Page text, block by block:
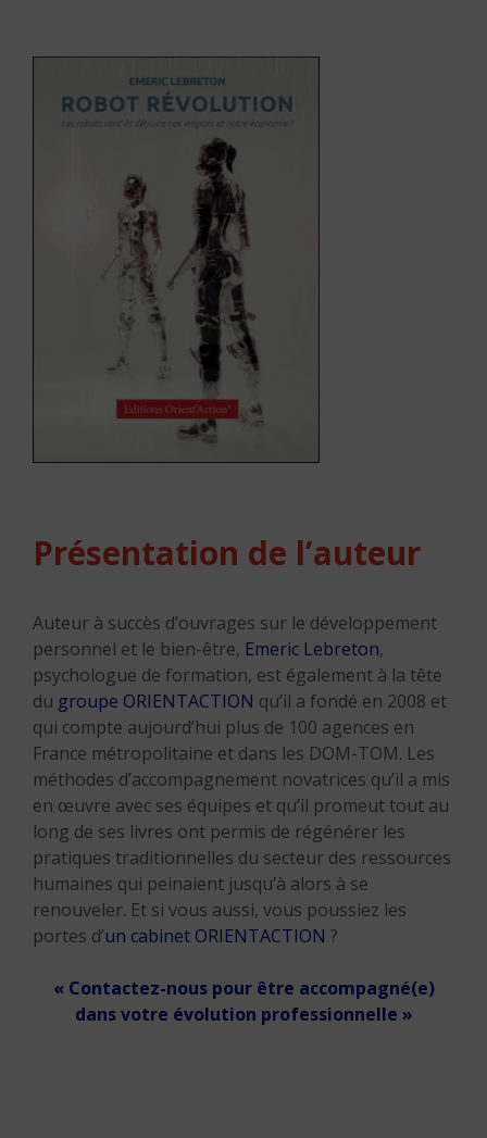
Présentation de l’auteur
Auteur à succès d’ouvrages sur le développement
personnel et le bien-être, Emeric Lebreton,
psychologue de formation, est également à la tête
du groupe ORIENTACTION qu’il a fondé en 2008 et
qui compte aujourd’hui plus de 100 agences en
France métropolitaine et dans les DOM-TOM. Les
méthodes d’accompagnement novatrices qu’il a mis
en œuvre avec ses équipes et qu’il promeut tout au
long de ses livres ont permis de régénérer les
pratiques traditionnelles du secteur des ressources
humaines qui peinaient jusqu’à alors à se
renouveler. Et si vous aussi, vous poussiez les
portes d’un cabinet ORIENTACTION ?
« Contactez-nous pour être accompagné(e)
dans votre évolution professionnelle »